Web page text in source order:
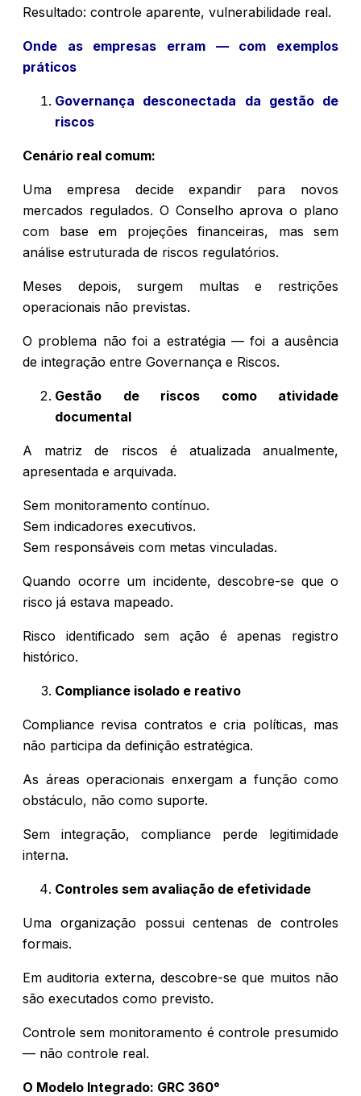
Resultado: controle aparente, vulnerabilidade real.
Onde as empresas erram — com exemplos
práticos
Governança desconectada da gestão de
riscos
Cenário real comum:
Uma empresa decide expandir para novos
mercados regulados. O Conselho aprova o plano
com base em projeções financeiras, mas sem
análise estruturada de riscos regulatórios.
Meses depois, surgem multas e restrições
operacionais não previstas.
O problema não foi a estratégia — foi a ausência
de integração entre Governança e Riscos.
Gestão de riscos como atividade
documental
A matriz de riscos é atualizada anualmente,
apresentada e arquivada.
Sem monitoramento contínuo.
Sem indicadores executivos.
Sem responsáveis com metas vinculadas.
Quando ocorre um incidente, descobre-se que o
risco já estava mapeado.
Risco identificado sem ação é apenas registro
histórico.
Compliance isolado e reativo
Compliance revisa contratos e cria políticas, mas
não participa da definição estratégica.
As áreas operacionais enxergam a função como
obstáculo, não como suporte.
Sem integração, compliance perde legitimidade
interna.
Controles sem avaliação de efetividade
Uma organização possui centenas de controles
formais.
Em auditoria externa, descobre-se que muitos não
são executados como previsto.
Controle sem monitoramento é controle presumido
— não controle real.
O Modelo Integrado: GRC 360°